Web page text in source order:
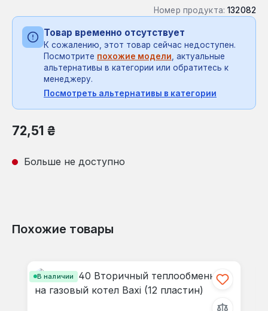
Номер продукта: 132082
Товар временно отсутствует
К сожалению, этот товар сейчас недоступен.
Посмотрите похожие модели , актуальные
альтернативы в категории или обратитесь к
менеджеру.
Посмотреть альтернативы в категории
Обычная цена:
72,51 ₴
Больше не доступно
Похожие товары
В наличии